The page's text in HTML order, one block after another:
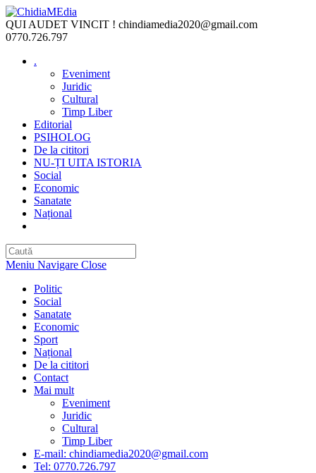
Skip
to
content
QUI AUDET VINCIT ! chindiamedia2020@gmail.com
0770.726.797
.
Eveniment
Juridic
Cultural
Timp Liber
Editorial
PSIHOLOG
De la cititori
NU-ȚI UITA ISTORIA
Social
Economic
Sanatate
Național
Meniu Navigare Close
Politic
Social
Sanatate
Economic
Sport
Național
De la cititori
Contact
Mai mult
Eveniment
Juridic
Cultural
Timp Liber
E-mail: chindiamedia2020@gmail.com
Tel: 0770.726.797